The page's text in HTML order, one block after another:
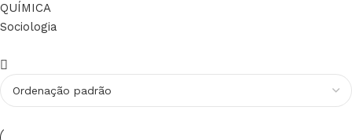
QUÍMICA
Sociologia